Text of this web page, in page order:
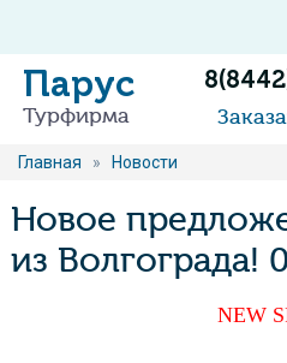
Парус
Турфирма
Главная » Новости
Новое
из Волгограда!
NEW